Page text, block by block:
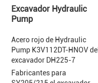
Excavador Hydraulic
Pump
Acero rojo de Hydraulic
Pump K3V112DT-HNOV del
excavador DH225-7
Fabricantes para